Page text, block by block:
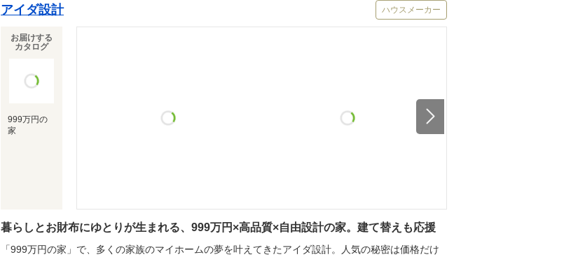
アイダ設計 ハウスメーカー
お届けする
カタログ
999万円の
家
暮らしとお財布にゆとりが生まれる、999万円×高品質×自由設計の家。建て替えも応援
「999万円の家」で、多くの家族のマイホームの夢を叶えてきたアイダ設計。人気の秘密は価格だけ